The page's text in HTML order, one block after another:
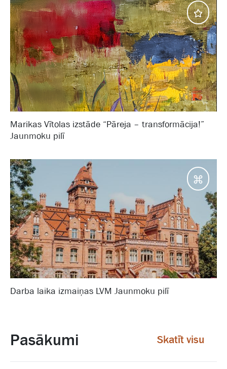
Marikas Vītolas izstāde “Pāreja – transformācija!”
Jaunmoku pilī
Darba laika izmaiņas LVM Jaunmoku pilī
Pasākumi Skatīt visu